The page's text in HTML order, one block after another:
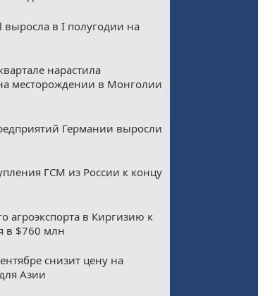
выросла в I полугодии на
нарастила
месторождении в Монголии
Германии выросли
ГСМ из России к концу
агроэкспорта в Киргизию к
в $760 млн
снизит цену на
Азии